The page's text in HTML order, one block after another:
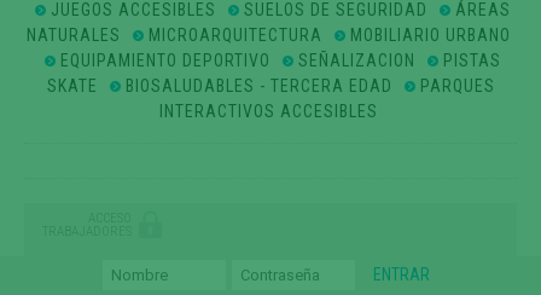
JUEGOS ACCESIBLES
SUELOS DE SEGURIDAD
ÁREAS
NATURALES
MICROARQUITECTURA
MOBILIARIO URBANO
EQUIPAMIENTO DEPORTIVO
SEÑALIZACION
PISTAS
SKATE
BIOSALUDABLES - TERCERA EDAD
PARQUES
INTERACTIVOS ACCESIBLES
ACCESO
TRABAJADORES